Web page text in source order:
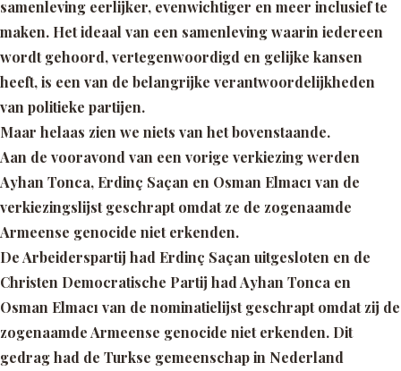
samenleving eerlijker, evenwichtiger en meer inclusief te
maken. Het ideaal van een samenleving waarin iedereen
wordt gehoord, vertegenwoordigd en gelijke kansen
heeft, is een van de belangrijke verantwoordelijkheden
van politieke partijen.
Maar helaas zien we niets van het bovenstaande.
Aan de vooravond van een vorige verkiezing werden
Ayhan Tonca, Erdinç Saçan en Osman Elmacı van de
verkiezingslijst geschrapt omdat ze de zogenaamde
Armeense genocide niet erkenden.
De Arbeiderspartij had Erdinç Saçan uitgesloten en de
Christen Democratische Partij had Ayhan Tonca en
Osman Elmacı van de nominatielijst geschrapt omdat zij de
zogenaamde Armeense genocide niet erkenden. Dit
gedrag had de Turkse gemeenschap in Nederland